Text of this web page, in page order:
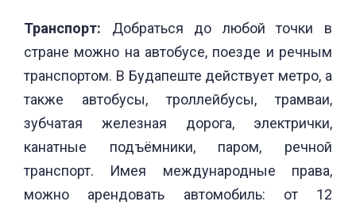
Транспорт: Добраться до любой точки в
стране можно на автобусе, поезде и речным
транспортом. В Будапеште действует метро, а
также автобусы, троллейбусы, трамваи,
зубчатая железная дорога, электрички,
канатные подъёмники, паром, речной
транспорт. Имея международные права,
можно арендовать автомобиль: от 12